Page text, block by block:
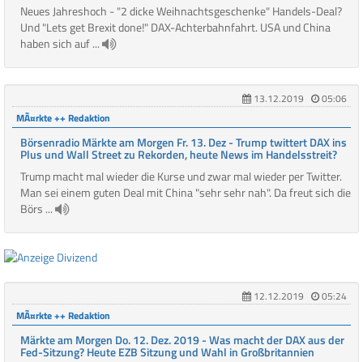
Neues Jahreshoch - "2 dicke Weihnachtsgeschenke" Handels-Deal?
Und "Lets get Brexit done!" DAX-Achterbahnfahrt. USA und China
haben sich auf ...
13.12.2019
05:06
MÃ¤rkte ++ Redaktion
Börsenradio Märkte am Morgen Fr. 13. Dez - Trump twittert DAX ins
Plus und Wall Street zu Rekorden, heute News im Handelsstreit?
Trump macht mal wieder die Kurse und zwar mal wieder per Twitter.
Man sei einem guten Deal mit China "sehr sehr nah". Da freut sich die
Börs ...
12.12.2019
05:24
MÃ¤rkte ++ Redaktion
Märkte am Morgen Do. 12. Dez. 2019 - Was macht der DAX aus der
Fed-Sitzung? Heute EZB Sitzung und Wahl in Großbritannien